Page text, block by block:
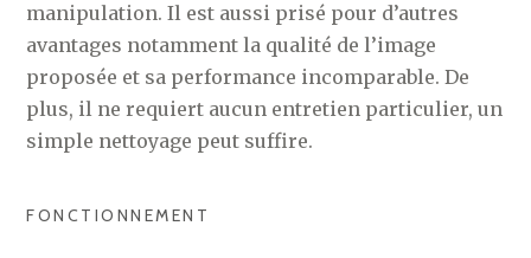
manipulation. Il est aussi prisé pour d’autres
avantages notamment la qualité de l’image
proposée et sa performance incomparable. De
plus, il ne requiert aucun entretien particulier, un
simple nettoyage peut suffire.
FONCTIONNEMENT